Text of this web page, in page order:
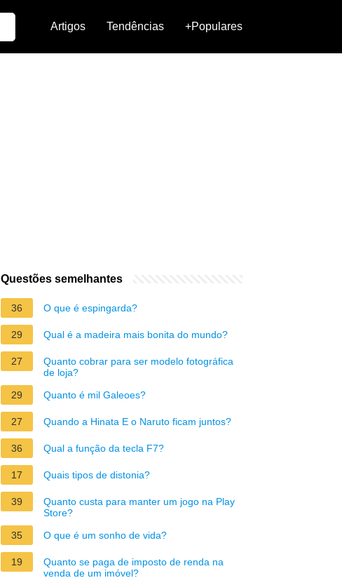
Artigos Tendências +Populares
Questões semelhantes
36 O que é espingarda?
29 Qual é a madeira mais bonita do mundo?
27
Quanto cobrar para ser modelo fotográfica
de loja?
29
Quanto é mil Galeoes?
27 Quando a Hinata E o Naruto ficam juntos?
36 Qual a função da tecla F7?
17 Quais tipos de distonia?
39
Quanto custa para manter um jogo na Play
Store?
35
O que é um sonho de vida?
19
Quanto se paga de imposto de renda na
venda de um imóvel?